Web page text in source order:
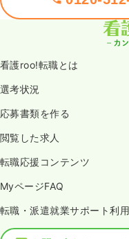
看護roo!転職とは
選考状況
応募書類を作る
閲覧した求人
転職応援コンテンツ
MyページFAQ
転職・派遣就業サポート利